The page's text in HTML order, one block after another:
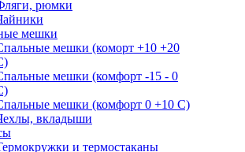
рюмки
мешки
мешки (коморт +10 +20
мешки (комфорт -15 - 0
мешки (комфорт 0 +10 С)
вкладыши
и термостаканы